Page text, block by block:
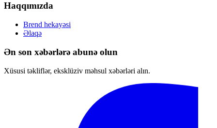
Haqqımızda
Brend hekayəsi
Əlaqə
Ən son xəbərlərə abunə olun
Xüsusi təkliflər, eksklüziv məhsul xəbərləri alın.